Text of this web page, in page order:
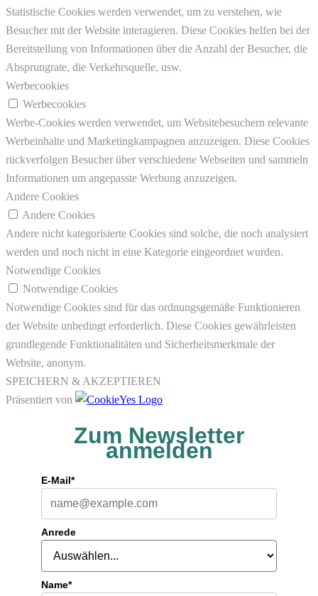
Statistische Cookies werden verwendet, um zu verstehen, wie
Besucher mit der Website interagieren. Diese Cookies helfen bei der
Bereitstellung von Informationen über die Anzahl der Besucher, die
Absprungrate, die Verkehrsquelle, usw.
Werbecookies
Werbecookies
Werbe-Cookies werden verwendet, um Websitebesuchern relevante
Werbeinhalte und Marketingkampagnen anzuzeigen. Diese Cookies
rückverfolgen Besucher über verschiedene Webseiten und sammeln
Informationen um angepasste Werbung anzuzeigen.
Andere Cookies
Andere Cookies
Andere nicht kategorisierte Cookies sind solche, die noch analysiert
werden und noch nicht in eine Kategorie eingeordnet wurden.
Notwendige Cookies
Notwendige Cookies
Notwendige Cookies sind für das ordnungsgemäße Funktionieren
der Website unbedingt erforderlich. Diese Cookies gewährleisten
grundlegende Funktionalitäten und Sicherheitsmerkmale der
Website, anonym.
SPEICHERN & AKZEPTIEREN
Präsentiert von
Zum Newsletter
anmelden
E-Mail*
Anrede
Name*